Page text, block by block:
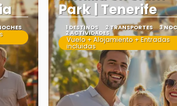
Park | Tenerife
1 DESTINOS 2 TRANSPORTES 3
2 ACTIVIDADES
Vuelo + Alojamiento + Entradas
incluidas